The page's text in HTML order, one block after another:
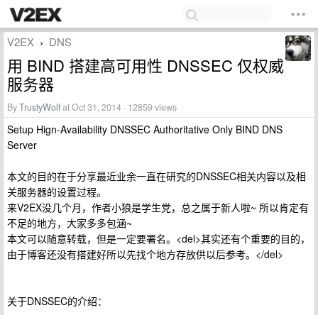
V2EX › DNS
用 BIND 搭建高可用性 DNSSEC 仅权威
服务器
ByTrustyWolfat Oct 31, 2014 · 12859 views
Setup Hign-Availability DNSSEC Authoritative Only BIND DNS
Server
本文的目的在于分享最近业余一直在研究的DNSSEC相关内容以及相
关服务器的设置过程。
来V2EX没几个月，作者小狼是学生党，总之属于新人啦~ 所以肯定有
不足的地方，大家多多包涵~
本文可以随意转载，但是一定要署名。<del>其实还有个重要的目的，
由于博客还没有搭建好所以先找个地方存放供以后参考。</del>
关于DNSSEC的介绍：